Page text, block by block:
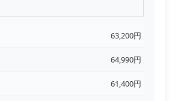
63,200円
64,990円
61,400円